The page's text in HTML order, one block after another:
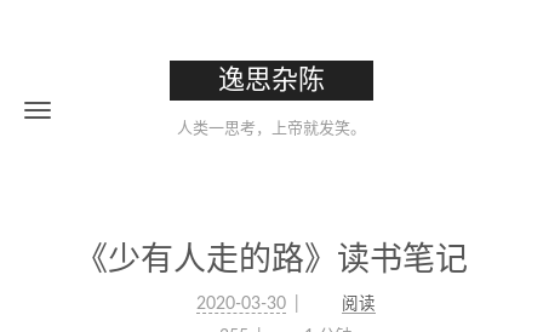
逸思杂陈
人类一思考，上帝就发笑。
《少有人走的路》读书笔记
2020-03-30
阅读